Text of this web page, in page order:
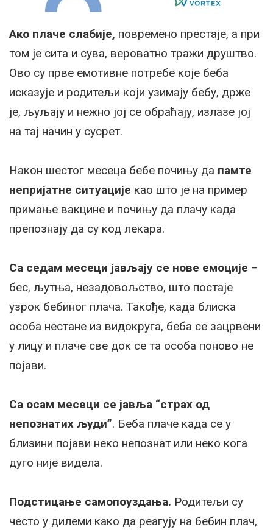
Ако плаче слабије, повремено престаје, а при
том је сита и сува, вероватно тражи друштво.
Ово су прве емотивне потребе које беба
исказује и родитељи који узимају бебу, држе
је, љуљају и нежно јој се обраћају, излазе јој
на тај начин у сусрет.
Након шестог месеца бебе почињу да памте
непријатне ситуације као што је на пример
примање вакцине и почињу да плачу када
препознају да су код лекара.
Са седам месеци јављају се нове емоције –
бес, љутња, незадовољство, што постаје
узрок бебиног плача. Такође, када блиска
особа нестане из видокруга, беба се зацрвени
у лицу и плаче све док се та особа поново не
појави.
Са осам месеци се јавља “страх од
непознатих људи”. Беба плаче када се у
близини појави неко непознат или неко кога
дуго није видела.
Подстицање самопоуздања. Родитељи су
често у дилеми како да реагују на бебин плач,